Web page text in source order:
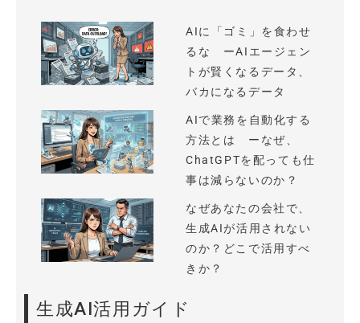
AIに「ゴミ」を食わせ
るな ーAIエージェン
トが賢くなるデータ、
バカになるデータ
AIで業務を自動化する
方法とは ーなぜ、
ChatGPTを配っても仕
事は減らないのか？
なぜあなたの会社で、
生成AIが活用されない
のか？どこで活用すべ
きか？
生成AI活用ガイド